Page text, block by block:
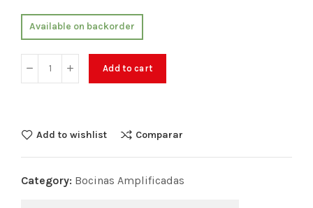
Available on backorder
Add to cart
Add to wishlist Comparar
Category: Bocinas Amplificadas